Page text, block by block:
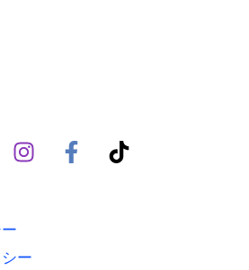
ー